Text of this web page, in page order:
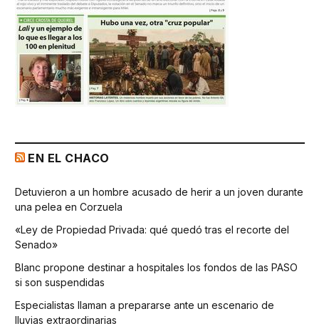
EN EL CHACO
Detuvieron a un hombre acusado de herir a un joven durante
una pelea en Corzuela
«Ley de Propiedad Privada: qué quedó tras el recorte del
Senado»
Blanc propone destinar a hospitales los fondos de las PASO
si son suspendidas
Especialistas llaman a prepararse ante un escenario de
lluvias extraordinarias